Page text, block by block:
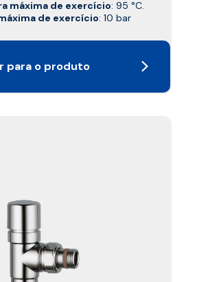
máxima de exercício: 95 °C.
de exercício: 10 bar
para o produto